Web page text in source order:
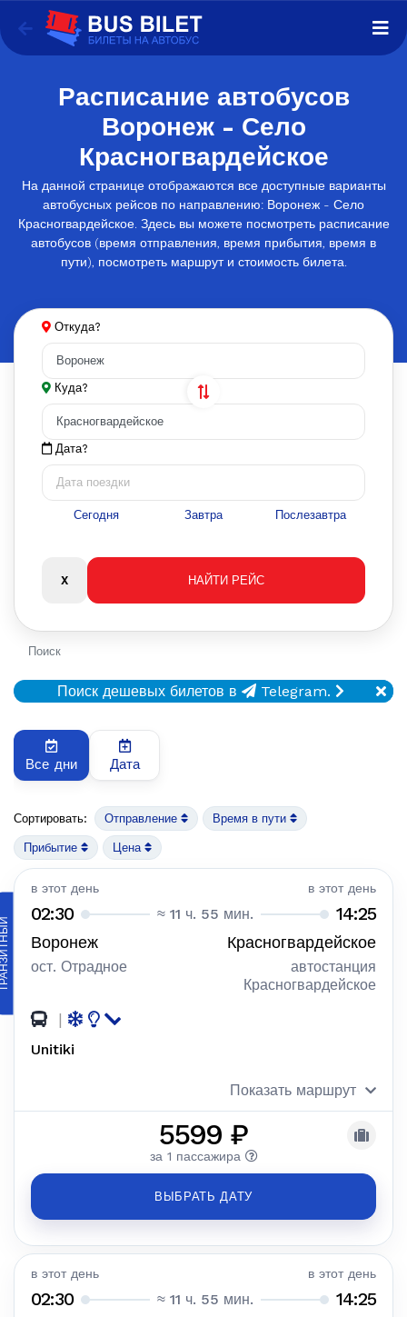
Расписание автобусов
Воронеж - Село
Красногвардейское
На данной странице отображаются все доступные варианты
автобусных рейсов по направлению: Воронеж - Село
Красногвардейское. Здесь вы можете посмотреть расписание
автобусов (время отправления, время прибытия, время в
пути), посмотреть маршрут и стоимость билета.
Откуда?
Куда?
Дата?
Сегодня Завтра Послезавтра
Поиск
Поиск дешевых билетов в Telegram.
Все дни Дата
Сортировать: Отправление Время в пути
Прибытие Цена
в этот день в этот день
02:30 ≈ 11 ч. 55 мин. 14:25
Воронеж Красногвардейское
ост. Отрадное
автостанция
Красногвардейское
|
Unitiki
Показать маршрут
5599 ₽
за 1 пассажира
ВЫБРАТЬ ДАТУ
в этот день в этот день
02:30 ≈ 11 ч. 55 мин. 14:25